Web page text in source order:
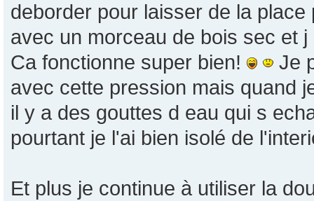
deborder pour laisser de la
avec un morceau de bois sec et
Ca fonctionne super bien!
Je
avec cette pression mais quand
il y a des gouttes d eau qui s
pourtant je l'ai bien isolé de
Et plus je continue à utiliser la